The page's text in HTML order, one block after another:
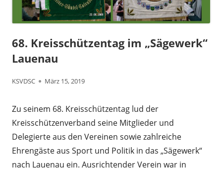
68. Kreisschützentag im „Sägewerk“
Lauenau
Autor
KSVDSC
Veröffentlicht
März 15, 2019
Zu seinem 68. Kreisschützentag lud der
Kreisschützenverband seine Mitglieder und
Delegierte aus den Vereinen sowie zahlreiche
Ehrengäste aus Sport und Politik in das „Sägewerk“
nach Lauenau ein. Ausrichtender Verein war in